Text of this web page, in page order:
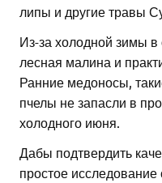
липы и другие травы
Из-за холодной зимы в
лесная малина и
Ранние медоносы,
пчелы не запасли в
холодного июня.
Дабы подтвердить
простое исследование